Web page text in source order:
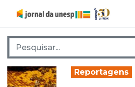
Pesquisar por:
Reportagens